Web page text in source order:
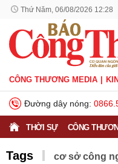
Thứ Năm, 06/08/2026 12:28
CÔNG THƯƠNG MEDIA
Đường dây nóng:
THỜI SỰ CÔNG
Tags cơ sở công